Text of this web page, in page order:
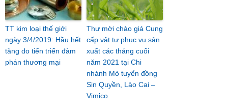
TT kim loại thế giới
ngày 3/4/2019: Hầu hết
tăng do tiến triển đàm
phán thương mại
Thư mời chào giá Cung
cấp vật tư phục vụ sản
xuất các tháng cuối
năm 2021 tại Chi
nhánh Mỏ tuyển đồng
Sin Quyền, Lào Cai –
Vimico.